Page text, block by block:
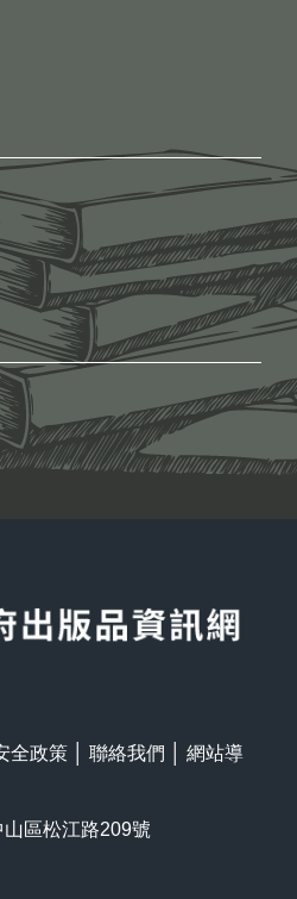
全政策 聯絡我們
網站導
區松江路209號